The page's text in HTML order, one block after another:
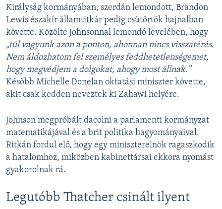
Királyság kormányában, szerdán lemondott, Brandon
Lewis északír államtitkár pedig csütörtök hajnalban
követte. Közölte Johnsonnal lemondó levelében, hogy
„túl vagyunk azon a ponton, ahonnan nincs visszatérés.
Nem áldozhatom fel személyes feddhetetlenségemet,
hogy megvédjem a dolgokat, ahogy most állnak.”
Később Michelle Donelan oktatási miniszter követte,
akit csak kedden neveztek ki Zahawi helyére.
Johnson megpróbált dacolni a parlamenti kormányzat
matematikájával és a brit politika hagyományaival.
Ritkán fordul elő, hogy egy miniszterelnök ragaszkodik
a hatalomhoz, miközben kabinettársai ekkora nyomást
gyakorolnak rá.
Legutóbb Thatcher csinált ilyent